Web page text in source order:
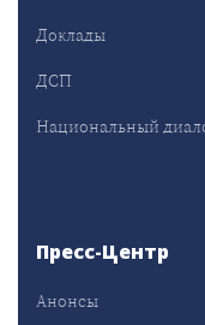
Доклады
ДСП
Национальный
Пресс-Центр
Анонсы